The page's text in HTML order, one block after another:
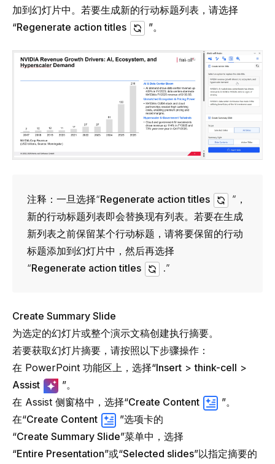
加到幻灯片中。若要生成新的行动标题列表，请选择
“Regenerate action titles ”。
注释： 一旦选择“Regenerate action titles
”，
新的行动标题列表即会替换现有列表。若要在生成
新列表之前保留某个行动标题，请将要保留的行动
标题添加到幻灯片中，然后再选择
“Regenerate action titles .”
Create Summary Slide
为选定的幻灯片或整个演示文稿创建执行摘要。
若要获取幻灯片摘要，请按照以下步骤操作：
在 PowerPoint 功能区上，选择“Insert >think-cell >
Assist
”。
在 Assist 侧窗格中，选择“Create Content
”。
在“Create Content
”选项卡的
“Create Summary Slide”菜单中，选择
“Entire Presentation”或“Selected slides”以指定摘要的